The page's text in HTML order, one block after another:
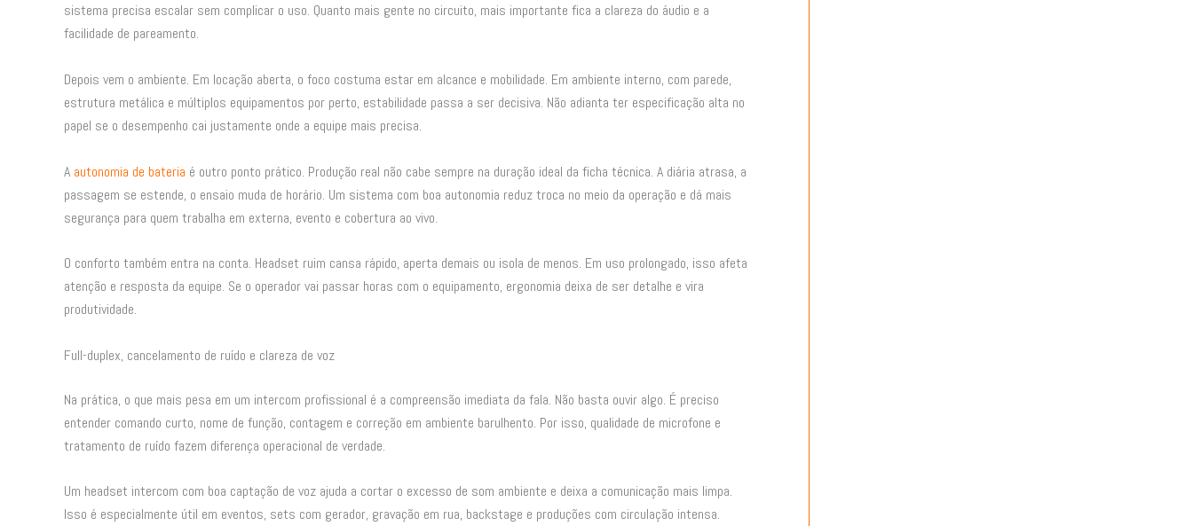
sistema precisa escalar sem complicar o uso. Quanto mais gente no circuito, mais importante fica a clareza do áudio e a
facilidade de pareamento.
Depois vem o ambiente. Em locação aberta, o foco costuma estar em alcance e mobilidade. Em ambiente interno, com parede,
estrutura metálica e múltiplos equipamentos por perto, estabilidade passa a ser decisiva. Não adianta ter especificação alta no
papel se o desempenho cai justamente onde a equipe mais precisa.
A autonomia de bateria é outro ponto prático. Produção real não cabe sempre na duração ideal da ficha técnica. A diária atrasa, a
passagem se estende, o ensaio muda de horário. Um sistema com boa autonomia reduz troca no meio da operação e dá mais
segurança para quem trabalha em externa, evento e cobertura ao vivo.
O conforto também entra na conta. Headset ruim cansa rápido, aperta demais ou isola de menos. Em uso prolongado, isso afeta
atenção e resposta da equipe. Se o operador vai passar horas com o equipamento, ergonomia deixa de ser detalhe e vira
produtividade.
Full-duplex, cancelamento de ruído e clareza de voz
Na prática, o que mais pesa em um intercom profissional é a compreensão imediata da fala. Não basta ouvir algo. É preciso
entender comando curto, nome de função, contagem e correção em ambiente barulhento. Por isso, qualidade de microfone e
tratamento de ruído fazem diferença operacional de verdade.
Um headset intercom com boa captação de voz ajuda a cortar o excesso de som ambiente e deixa a comunicação mais limpa.
Isso é especialmente útil em eventos, sets com gerador, gravação em rua, backstage e produções com circulação intensa.